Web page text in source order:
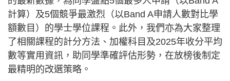
計算）及5個競爭最激烈（以Band A申請人數對比學
額數目）的學士學位課程。此外，我們亦為大家整理
了相關課程的計分方法、加權科目及2025年收分平均
數等實用資訊，助同學準確評估形勢，在放榜後制定
最精明的改選策略。